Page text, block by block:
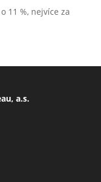
11 %, nejvíce za
a.s.